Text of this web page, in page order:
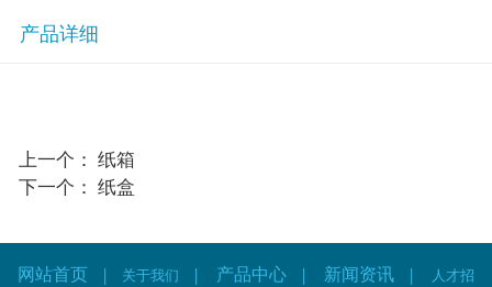
产品详细
上一个： 纸箱
下一个： 纸盒
网站首页 | 关于我们 | 产品中心 | 新闻资讯
| 人才招